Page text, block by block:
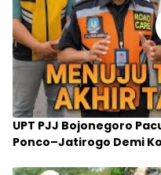
UPT PJJ Bojonegoro
Ponco–Jatirogo Demi